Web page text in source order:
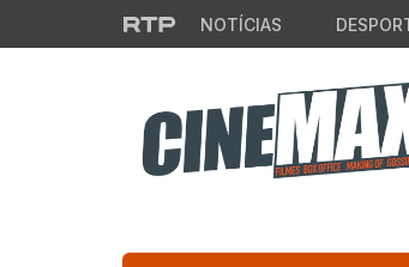
Saltar para o conteúdo principal
NOTÍCIAS